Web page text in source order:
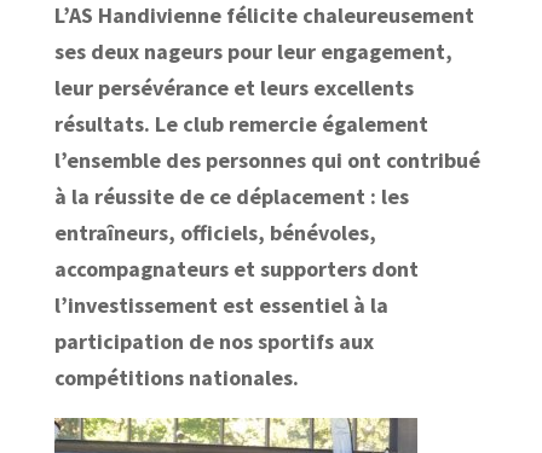
L’AS Handivienne félicite chaleureusement
ses deux nageurs pour leur engagement,
leur persévérance et leurs excellents
résultats. Le club remercie également
l’ensemble des personnes qui ont contribué
à la réussite de ce déplacement : les
entraîneurs, officiels, bénévoles,
accompagnateurs et supporters dont
l’investissement est essentiel à la
participation de nos sportifs aux
compétitions nationales.